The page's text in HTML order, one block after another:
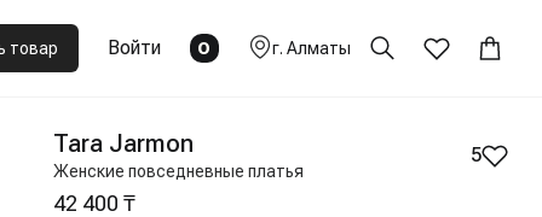
товар Войти 0 г. Алматы
Tara Jarmon
Женские повседневные платья
5
42 400 ₸